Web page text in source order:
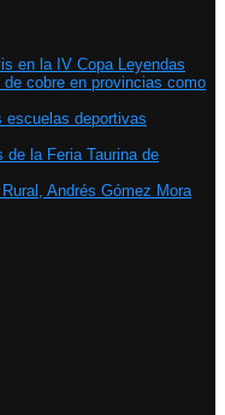
en la IV Copa Leyendas
cobre en provincias como
escuelas deportivas
de la Feria Taurina de
Andrés Gómez Mora